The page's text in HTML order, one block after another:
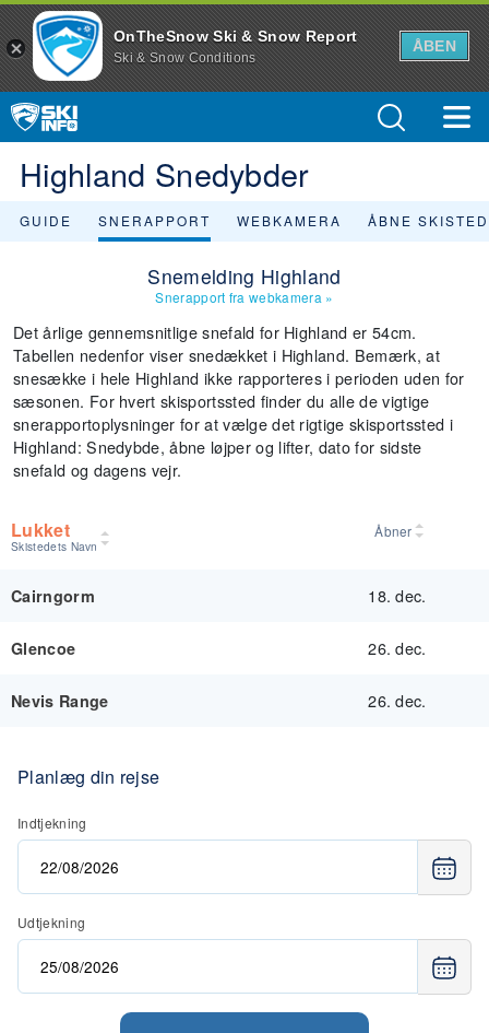
OnTheSnow Ski & Snow Report
Ski & Snow Conditions
ÅBEN
Highland Snedybder
GUIDE SNERAPPORT WEBKAMERA ÅBNE
Snemelding Highland
Snerapport fra webkamera »
Det årlige gennemsnitlige snefald for Highland er 54cm.
Tabellen nedenfor viser snedækket i Highland. Bemærk, at
snesække i hele Highland ikke rapporteres i perioden uden for
sæsonen. For hvert skisportssted finder du alle de vigtige
snerapportoplysninger for at vælge det rigtige skisportssted i
Highland: Snedybde, åbne løjper og lifter, dato for sidste
snefald og dagens vejr.
Lukket
Skistedets Navn
Åbner
Cairngorm 18. dec.
Glencoe 26. dec.
Nevis Range 26. dec.
Planlæg din rejse
Indtjekning
Udtjekning